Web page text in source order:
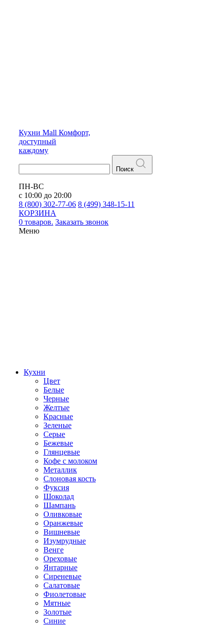
Кухни Mall Комфорт,
доступный
каждому
Поиск
ПН-ВС
с 10:00 до 20:00
8 (800) 302-77-06 8 (499) 348-15-11
КОРЗИНА
0 товаров. Заказать звонок
Меню
Кухни
Цвет
Белые
Черные
Желтые
Красные
Зеленые
Серые
Бежевые
Глянцевые
Кофе с молоком
Металлик
Слоновая кость
Фуксия
Шоколад
Шампань
Оливковые
Оранжевые
Вишневые
Изумрудные
Венге
Ореховые
Янтарные
Сиреневые
Салатовые
Фиолетовые
Мятные
Золотые
Синие